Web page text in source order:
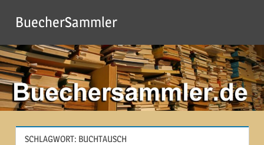
Inhalt
springen
BuecherSammler
SCHLAGWORT: BUCHTAUSCH